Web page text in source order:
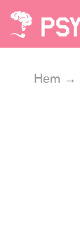
Hem →